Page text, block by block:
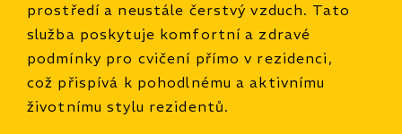
prostředí a neustále čerstvý vzduch. Tato
služba poskytuje komfortní a zdravé
podmínky pro cvičení přímo v rezidenci,
což přispívá k pohodlnému a aktivnímu
životnímu stylu rezidentů.